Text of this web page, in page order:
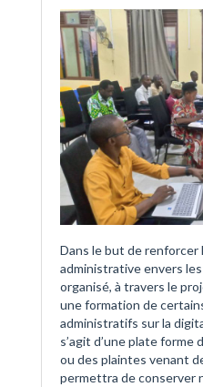
Dans le but de renforcer
administrative envers
organisé, à travers le
une formation de
administratifs sur la
s’agit d’une plate
ou des plaintes venant
permettra de conserver